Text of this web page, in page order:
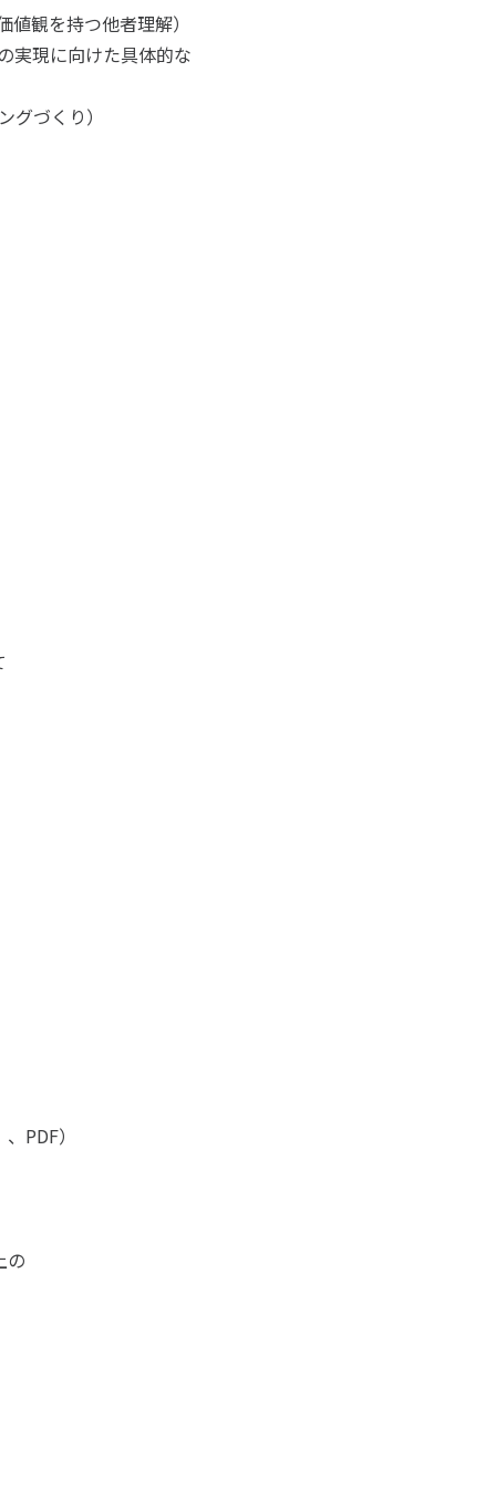
観を持つ他者理解）
実現に向けた具体的な
づくり）
PDF）
の